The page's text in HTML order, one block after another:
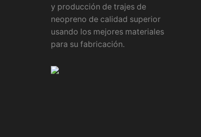
y producción de trajes de
neopreno de calidad superior
usando los mejores materiales
para su fabricación.